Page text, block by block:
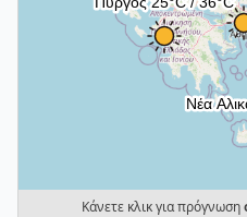
Κάνετε κλικ για πρόγνωση